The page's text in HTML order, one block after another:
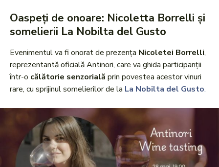
Oaspeți de onoare: Nicoletta Borrelli și
somelierii La Nobilta del Gusto
Evenimentul va fi onorat de prezența Nicoletei Borrelli,
reprezentantă oficială Antinori, care va ghida participanții
într-o călătorie senzorială prin povestea acestor vinuri
rare, cu sprijinul somelierilor de la La Nobilta del Gusto.